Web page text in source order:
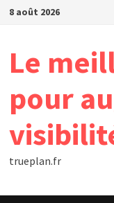
Passer
8 août 2026
Le
pour
trueplan.fr